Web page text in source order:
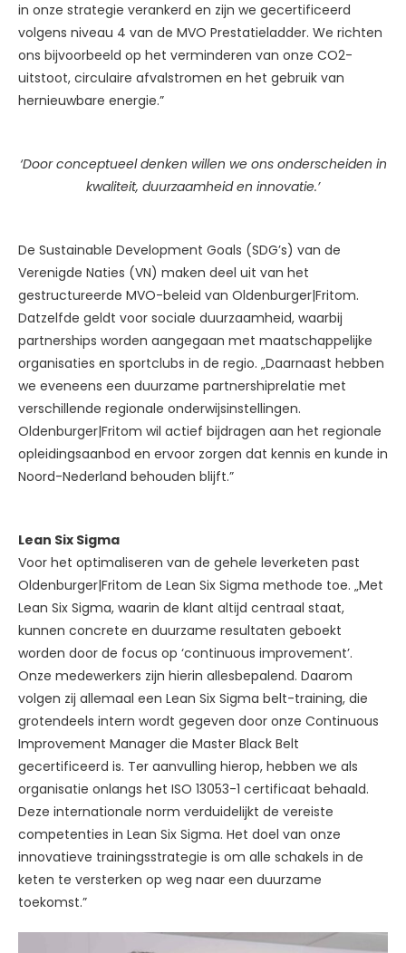
in onze strategie verankerd en zijn we gecertificeerd
volgens niveau 4 van de MVO Prestatieladder. We richten
ons bijvoorbeeld op het verminderen van onze CO2-
uitstoot, circulaire afvalstromen en het gebruik van
hernieuwbare energie.”
‘Door conceptueel denken willen we ons onderscheiden in
kwaliteit, duurzaamheid en innovatie.’
De Sustainable Development Goals (SDG’s) van de
Verenigde Naties (VN) maken deel uit van het
gestructureerde MVO-beleid van Oldenburger|Fritom.
Datzelfde geldt voor sociale duurzaamheid, waarbij
partnerships worden aangegaan met maatschappelijke
organisaties en sportclubs in de regio. „Daarnaast hebben
we eveneens een duurzame partnershiprelatie met
verschillende regionale onderwijsinstellingen.
Oldenburger|Fritom wil actief bijdragen aan het regionale
opleidingsaanbod en ervoor zorgen dat kennis en kunde in
Noord-Nederland behouden blijft.”
Lean Six Sigma
Voor het optimaliseren van de gehele leverketen past
Oldenburger|Fritom de Lean Six Sigma methode toe. „Met
Lean Six Sigma, waarin de klant altijd centraal staat,
kunnen concrete en duurzame resultaten geboekt
worden door de focus op ‘continuous improvement’.
Onze medewerkers zijn hierin allesbepalend. Daarom
volgen zij allemaal een Lean Six Sigma belt-training, die
grotendeels intern wordt gegeven door onze Continuous
Improvement Manager die Master Black Belt
gecertificeerd is. Ter aanvulling hierop, hebben we als
organisatie onlangs het ISO 13053-1 certificaat behaald.
Deze internationale norm verduidelijkt de vereiste
competenties in Lean Six Sigma. Het doel van onze
innovatieve trainingsstrategie is om alle schakels in de
keten te versterken op weg naar een duurzame
toekomst.”